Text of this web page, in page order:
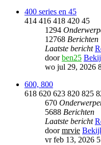
400 series en 45
414 416 418 420 45
1294
12768 Berichten
Laatste bericht
doorben25
wo jul 29, 2026
600, 800
618 620 623 820 825
670
5688 Berichten
Laatste bericht
doormrvie
vr feb 13, 2026